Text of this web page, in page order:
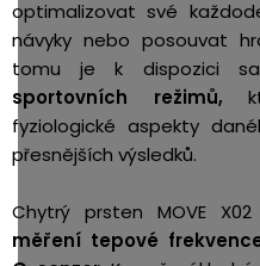
optimalizovat své
návyky nebo posouvat
tomu je k dispozici
sportovních režimů,
fyziologické aspekty
přesnějších výsledků.
Chytrý prsten MOVE
měření tepové